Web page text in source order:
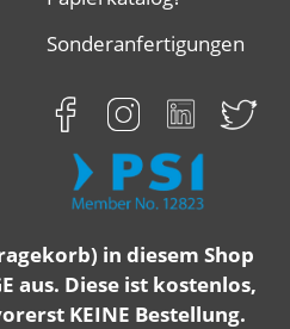
Sonderanfertigungen
in diesem Shop
aus. Diese ist kostenlos,
KEINE Bestellung.